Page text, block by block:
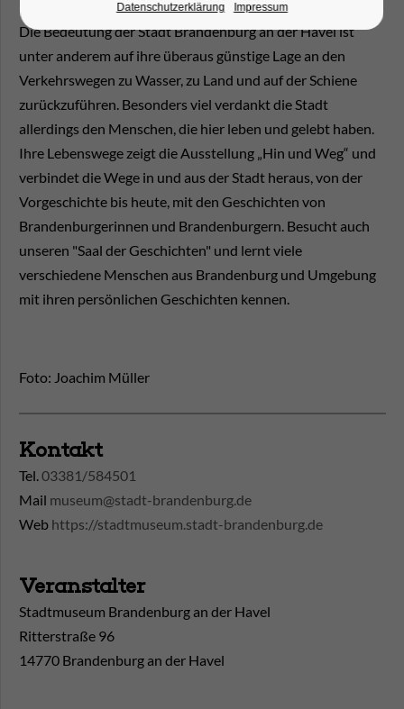
Die Bedeutung der Stadt Brandenburg an der Havel ist
unter anderem auf ihre überaus günstige Lage an den
Verkehrswegen zu Wasser, zu Land und auf der Schiene
zurückzuführen. Besonders viel verdankt die Stadt
allerdings den Menschen, die hier leben und gelebt haben.
Ihre Lebenswege zeigt die Ausstellung „Hin und Weg“ und
verbindet die Wege in und aus der Stadt heraus, von der
Vorgeschichte bis heute, mit den Geschichten von
Brandenburgerinnen und Brandenburgern. Besucht auch
unseren "Saal der Geschichten" und lernt viele
verschiedene Menschen aus Brandenburg und Umgebung
mit ihren persönlichen Geschichten kennen.
Foto: Joachim Müller
Kontakt
Tel.03381/584501
Mail museum@stadt-brandenburg.de
Web https://stadtmuseum.stadt-brandenburg.de
Veranstalter
Stadtmuseum Brandenburg an der Havel
Ritterstraße 96
14770 Brandenburg an der Havel
Datenschutzerklärung Impressum